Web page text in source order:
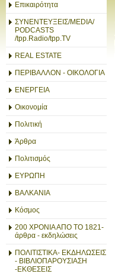
Επικαιρότητα
ΣΥΝΕΝΤΕΥΞΕΙΣ/MEDIA/
PODCASTS
/tpp.Radio/tpp.TV
REAL ESTATE
ΠΕΡΙΒΑΛΛΟΝ - ΟΙΚΟΛΟΓΙΑ
ΕΝΕΡΓΕΙΑ
Οικονομία
Πολιτική
Άρθρα
Πολιτισμός
ΕΥΡΩΠΗ
ΒΑΛΚΑΝΙΑ
Κόσμος
200 ΧΡΟΝΙΑ ΑΠΟ ΤΟ 1821-
άρθρα - εκδηλώσεις
ΠΟΛΙΤΙΣΤΙΚΑ- ΕΚΔΗΛΩΣΕΙΣ
- ΒΙΒΛΙΟΠΑΡΟΥΣΙΑΣΗ
-ΕΚΘΕΣΕΙΣ